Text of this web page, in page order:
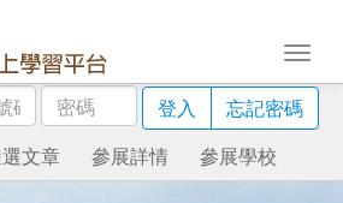
密
碼
登入
忘記密碼
文章 參展詳情 參展學校